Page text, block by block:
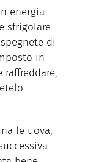
energia
sfrigolare
di
in
le uova,